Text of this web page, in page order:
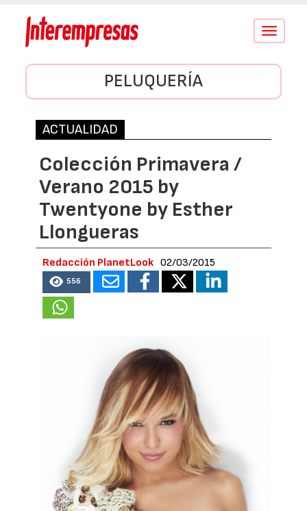
Conmutar
PELUQUERÍA
ACTUALIDAD
Colección Primavera /
Verano 2015 by
Twentyone by Esther
Llongueras
Redacción PlanetLook 02/03/2015
556